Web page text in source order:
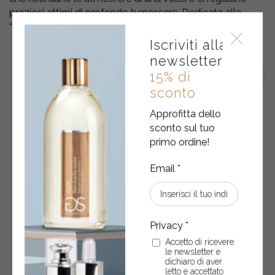
Iscriviti alla
newsletter
15% di
sconto
Approfitta dello
sconto sul tuo
primo ordine!
Accetto di ricevere
le newsletter e
dichiaro di aver
letto e accettato
preziosi attimi di profondo benessere. Dedicata alle
“pulito-addicted”.
POTREBBERO ANCHE
INTERESSARTI